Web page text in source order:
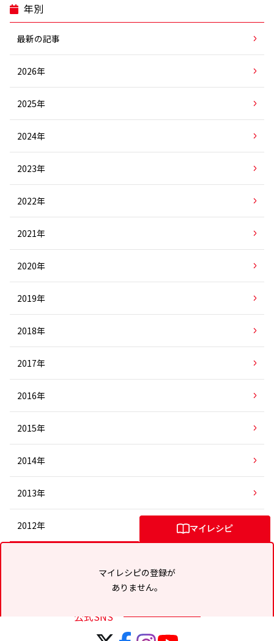
年別
最新の記事
2026年
2025年
2024年
2023年
2022年
2021年
2020年
2019年
2018年
2017年
2016年
2015年
2014年
2013年
2012年 マイレシピ
マイレシピの登録が
ありません。
公式SNS